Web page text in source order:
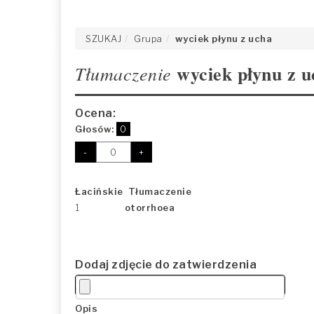
SZUKAJ Grupa wyciek płynu z ucha
Tłumaczenie wyciek płynu z
Ocena:
Głosów: 0
- +
Łacińskie Tłumaczenie
1
otorrhoea
Dodaj zdjęcie do zatwierdzenia
Opis